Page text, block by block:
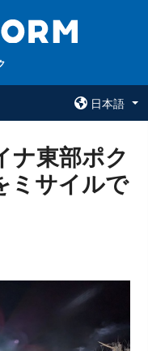
日本語
ウクルインフォ
ナ東部ポク
ミサイルで